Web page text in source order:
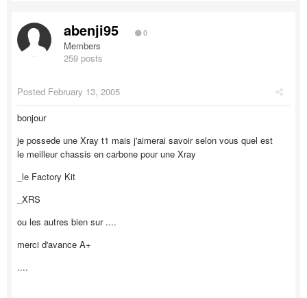
abenji95 0
Members
259 posts
Posted February 13, 2005
bonjour
je possede une Xray t1 mais j'aimerai savoir selon vous quel est
le meilleur chassis en carbone pour une Xray
_le Factory Kit
_XRS
ou les autres bien sur ....
merci d'avance A+
....